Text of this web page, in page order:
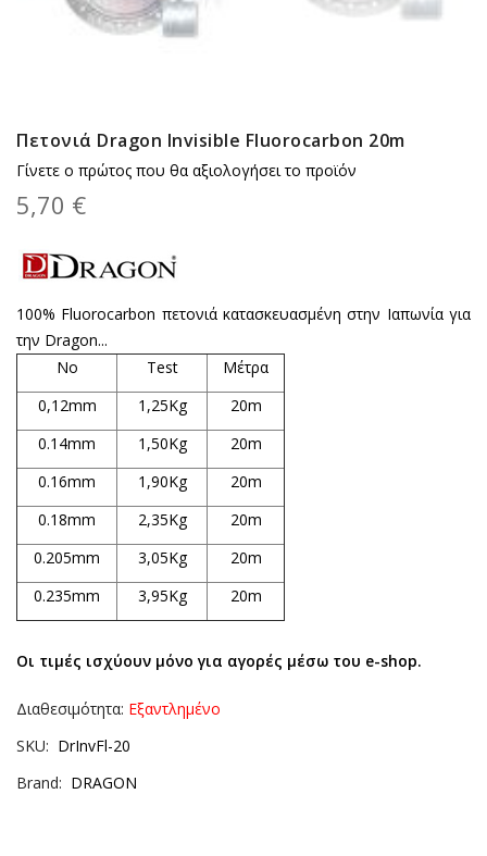
Πετονιά Dragon Invisible Fluorocarbon 20m
Γίνετε ο πρώτος που θα αξιολογήσει το προϊόν
5,70 €
100% Fluorocarbon πετονιά κατασκευασμένη στην Ιαπωνία για
την Dragon...
No
Test
Μέτρα
0,12mm
1,25Kg
20m
0.14mm
1,50Kg
20m
0.16mm
1,90Kg
20m
0.18mm
2,35Kg
20m
0.205mm
3,05Kg
20m
0.235mm
3,95Kg 20m
Οι τιμές ισχύουν μόνο για αγορές μέσω του e-shop.
Διαθεσιμότητα: Εξαντλημένο
SKU
DrInvFl-20
Brand
DRAGON